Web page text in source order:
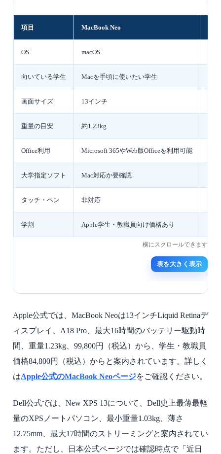
項目 MacBook Neo
OS macOS
向いている学生 Macを手頃に使いたい学生
画面サイズ 13インチ
重量の目安 約1.23kg
Office利用 Microsoft 365やWeb版Officeを利用可能
大学指定ソフト Mac対応か要確認
タッチ・ペン 非対応
学割 Apple学生・教職員向け価格あり
表を大きく表示
Apple公式では、MacBook Neoは13インチLiquid Retinaデ
ィスプレイ、A18 Pro、最大16時間のバッテリー駆動時
間、重量1.23kg、99,800円（税込）から、学生・教職員
価格84,800円（税込）からと案内されています。詳しく
はApple公式のMacBook Neoページをご確認ください。
Dell公式では、New XPS 13について、Dell史上最薄最軽
量のXPSノートパソコン、最小重量1.03kg、薄さ
12.75mm、最大17時間のストリーミングと案内されてい
ます。ただし、日本公式ページでは確認時点で「近日